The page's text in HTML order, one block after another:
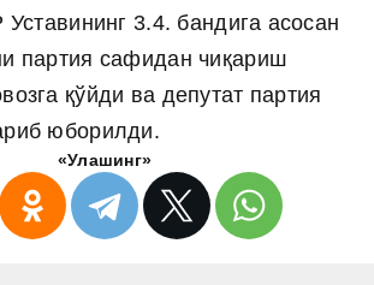
Уставининг 3.4. бандига асосан
партия сафидан чиқариш
қўйди ва депутат партия
юборилди.
«Улашинг»